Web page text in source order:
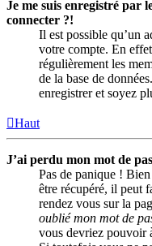
Je me suis enregistré par
connecter ?!
Il est possible qu’un
votre compte. En
régulièrement les
de la base de
enregistrer et soyez
Haut
J’ai perdu mon mot de
Pas de panique !
être récupéré, il peut
rendez vous sur la
oublié mon mot de
vous devriez pouvoir